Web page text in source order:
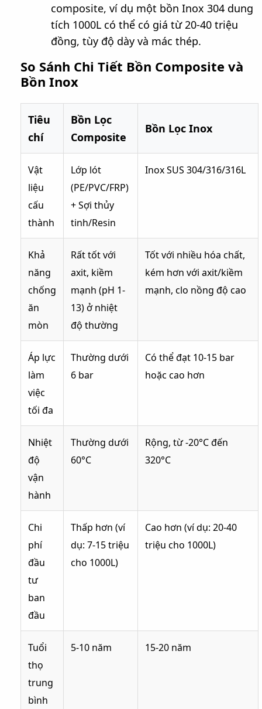
composite, ví dụ một bồn Inox 304 dung
tích 1000L có thể có giá từ 20-40 triệu
đồng, tùy độ dày và mác thép.
So Sánh Chi Tiết Bồn Composite và
Bồn Inox
Tiêu
chí
Bồn Lọc
Composite
Bồn Lọc Inox
Vật
liệu
cấu
thành
Lớp lót
(PE/PVC/FRP)
+ Sợi thủy
tinh/Resin
Inox SUS 304/316/316L
Khả
năng
chống
ăn
mòn
Rất tốt với
axit, kiềm
mạnh (pH 1-
13) ở nhiệt
độ thường
Tốt với nhiều hóa chất,
kém hơn với axit/kiềm
mạnh, clo nồng độ cao
Áp lực
làm
việc
tối đa
Thường dưới
6 bar
Có thể đạt 10-15 bar
hoặc cao hơn
Nhiệt
độ
vận
hành
Thường dưới
60°C
Rộng, từ -20°C đến
320°C
Chi
phí
đầu
tư
ban
đầu
Thấp hơn (ví
dụ: 7-15 triệu
cho 1000L)
Cao hơn (ví dụ: 20-40
triệu cho 1000L)
Tuổi
thọ
trung
bình
5-10 năm 15-20 năm